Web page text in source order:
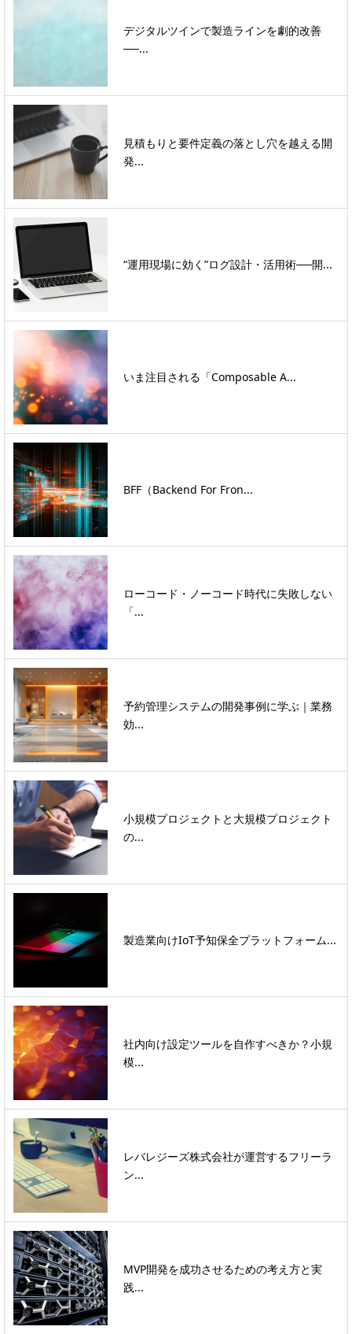
デジタルツインで製造ラインを劇的改善
──...
見積もりと要件定義の落とし穴を越える開
発...
“運用現場に効く”ログ設計・活用術──開...
いま注目される「Composable A...
BFF（Backend For Fron...
ローコード・ノーコード時代に失敗しない
「...
予約管理システムの開発事例に学ぶ｜業務
効...
小規模プロジェクトと大規模プロジェクト
の...
製造業向けIoT予知保全プラットフォーム...
社内向け設定ツールを自作すべきか？小規
模...
レバレジーズ株式会社が運営するフリーラ
ン...
MVP開発を成功させるための考え方と実
践...